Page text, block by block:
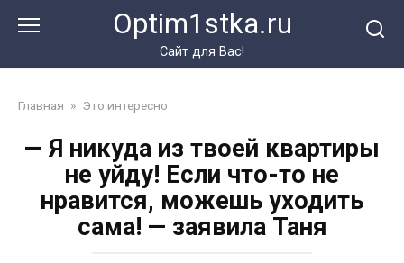
Optim1stka.ru
Сайт для Вас!
Главная » Это интересно
— Я никуда из твоей квартиры
не уйду! Если что-то не
нравится, можешь уходить
сама! — заявила Таня